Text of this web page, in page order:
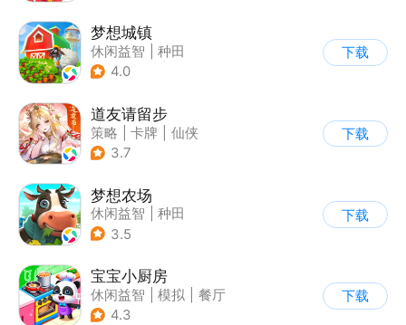
梦想城镇
休闲益智
种田
| 田园生活
4.0
下载
道友请留步
策略 卡牌
仙侠
| 卡通
3.7
下载
梦想农场
休闲益智
种田
| 田园生活
3.5
下载
宝宝小厨房
休闲益智 模拟
餐厅
| 宝宝巴士
4.3
下载